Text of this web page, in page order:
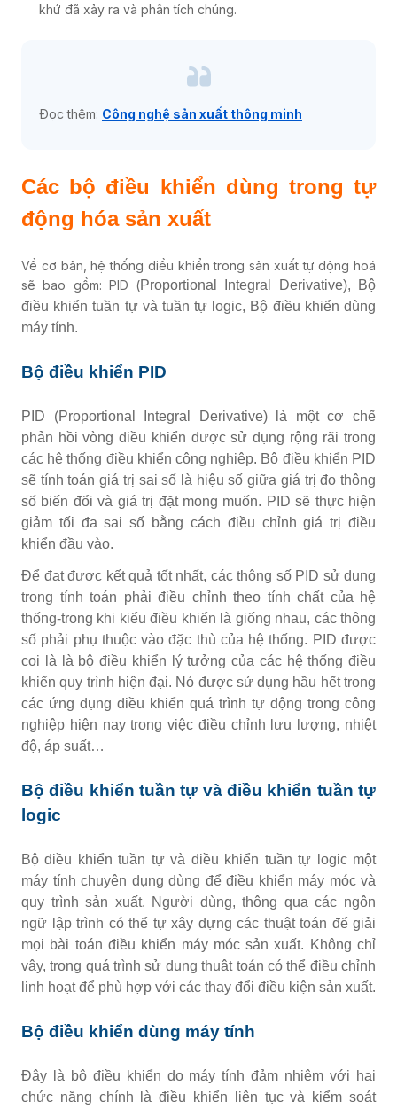
khứ đã xảy ra và phân tích chúng.
Đọc thêm: Công nghệ sản xuất thông minh
Các bộ điều khiển dùng trong tự
động hóa sản xuất
Về cơ bản, hệ thống điều khiển trong sản xuất tự động hoá
sẽ bao gồm: PID (Proportional Integral Derivative), Bộ
điều khiển tuần tự và tuần tự logic, Bộ điều khiển dùng
máy tính.
Bộ điều khiển PID
PID (Proportional Integral Derivative) là một cơ chế
phản hồi vòng điều khiển được sử dụng rộng rãi trong
các hệ thống điều khiển công nghiệp. Bộ điều khiển PID
sẽ tính toán giá trị sai số là hiệu số giữa giá trị đo thông
số biến đổi và giá trị đặt mong muốn. PID sẽ thực hiện
giảm tối đa sai số bằng cách điều chỉnh giá trị điều
khiển đầu vào.
Để đạt được kết quả tốt nhất, các thông số PID sử dụng
trong tính toán phải điều chỉnh theo tính chất của hệ
thống-trong khi kiểu điều khiển là giống nhau, các thông
số phải phụ thuộc vào đặc thù của hệ thống. PID được
coi là là bộ điều khiển lý tưởng của các hệ thống điều
khiển quy trình hiện đại. Nó được sử dụng hầu hết trong
các ứng dụng điều khiển quá trình tự động trong công
nghiệp hiện nay trong việc điều chỉnh lưu lượng, nhiệt
độ, áp suất…
Bộ điều khiển tuần tự và điều khiển tuần tự
logic
Bộ điều khiển tuần tự và điều khiển tuần tự logic một
máy tính chuyên dụng dùng để điều khiển máy móc và
quy trình sản xuất. Người dùng, thông qua các ngôn
ngữ lập trình có thể tự xây dựng các thuật toán để giải
mọi bài toán điều khiển máy móc sản xuất. Không chỉ
vậy, trong quá trình sử dụng thuật toán có thể điều chỉnh
linh hoạt để phù hợp với các thay đổi điều kiện sản xuất.
Bộ điều khiển dùng máy tính
Đây là bộ điều khiển do máy tính đảm nhiệm với hai
chức năng chính là điều khiển liên tục và kiểm soát